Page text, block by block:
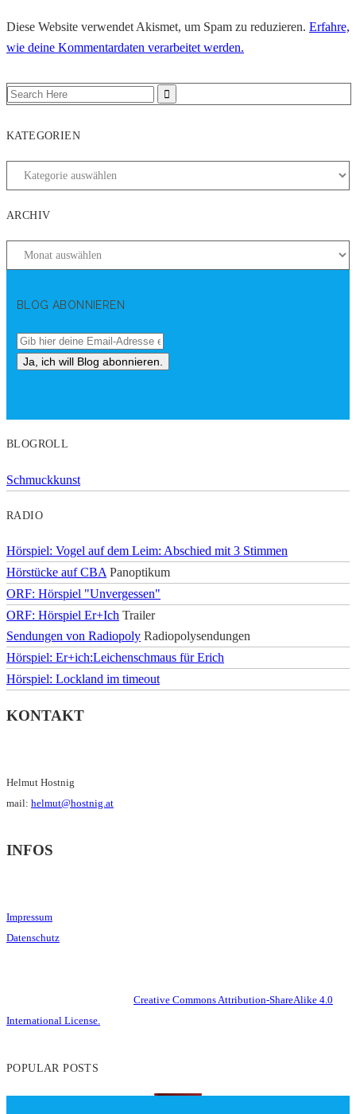
Diese Website verwendet Akismet, um Spam zu reduzieren. Erfahre,
wie deine Kommentardaten verarbeitet werden.
KATEGORIEN
ARCHIV
BLOG ABONNIEREN
BLOGROLL
Schmuckkunst
RADIO
Hörspiel: Vogel auf dem Leim: Abschied mit 3 Stimmen
Hörstücke auf CBA Panoptikum
ORF: Hörspiel "Unvergessen"
ORF: Hörspiel Er+Ich Trailer
Sendungen von Radiopoly Radiopolysendungen
Hörspiel: Er+ich:Leichenschmaus für Erich
Hörspiel: Lockland im timeout
KONTAKT
Helmut Hostnig
mail: helmut@hostnig.at
INFOS
Impressum
Datenschutz
Creative Commons Attribution-ShareAlike 4.0
International License.
POPULAR POSTS